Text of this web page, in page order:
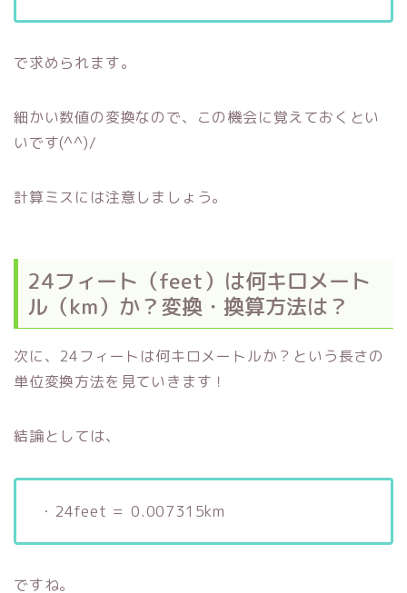
で求められます。
細かい数値の変換なので、この機会に覚えておくとい
いです(^^)/
計算ミスには注意しましょう。
24フィート（feet）は何キロメート
ル（km）か？変換・換算方法は？
次に、24フィートは何キロメートルか？という長さの
単位変換方法を見ていきます！
結論としては、
・24feet ＝ 0.007315km
ですね。